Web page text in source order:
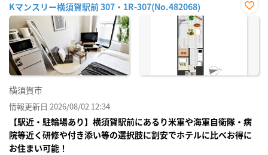
Kマンスリー横須賀駅前 307・1R-307(No.482068)
お気
横須賀市
情報更新日 2026/08/02 12:34
【駅近・駐輪場あり】横須賀駅前にあるり米軍や海軍自衛隊・病
院等近く研修や付き添い等の選択肢に割安でホテルに比べお得に
お住まい可能！